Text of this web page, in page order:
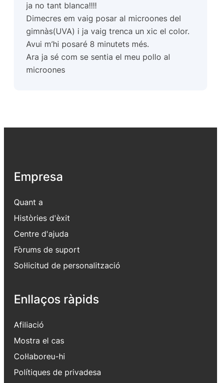
ja no tant blanca!!!!
Dimecres em vaig posar al microones del
gimnàs(UVA) i ja vaig trenca un xic el color.
Avui m’hi posaré 8 minutets més.
Ara ja sé com se sentia el meu pollo al
microones
Empresa
Quant a
Històries d'èxit
Centre d'ajuda
Fòrums de suport
Sol·licitud de personalització
Enllaços ràpids
Afiliació
Mostra el cas
Col·laboreu-hi
Polítiques de privadesa